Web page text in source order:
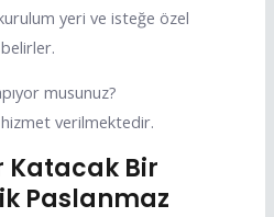
yeri ve isteğe özel
musunuz?
verilmektedir.
Katacak Bir
Paslanmaz